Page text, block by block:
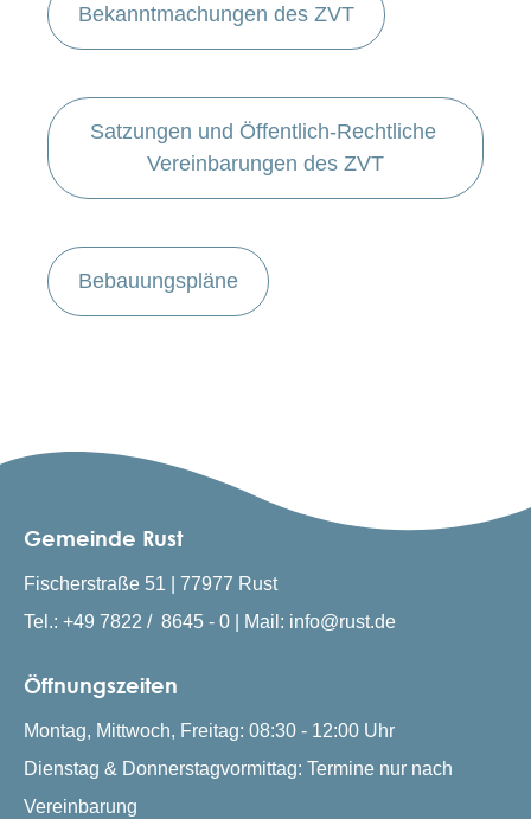
Bekanntmachungen des ZVT
Satzungen und Öffentlich-Rechtliche
Vereinbarungen des ZVT
Bebauungspläne
Gemeinde Rust
Fischerstraße 51 | 77977 Rust
Tel.: +49 7822 / 8645 - 0 | Mail: info@rust.de
Öffnungszeiten
Montag, Mittwoch, Freitag: 08:30 - 12:00 Uhr
Dienstag & Donnerstagvormittag: Termine nur nach
Vereinbarung